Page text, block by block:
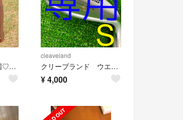
クリーブランド韓国♡モックシャツ
cleaveland
クリーブランド ウエッジ 588RTX 56° DG(S200)
¥4,000